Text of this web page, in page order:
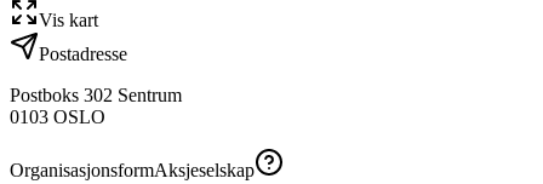
Vis kart
Postadresse
Postboks 302 Sentrum
0103 OSLO
OrganisasjonsformAksjeselskap